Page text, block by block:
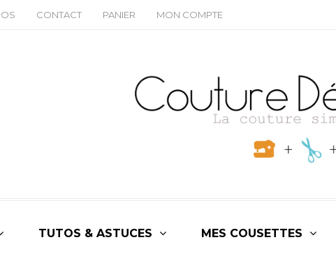
CONTACT PANIER MON COMPTE
TUTOS & ASTUCES MES COUSETTES